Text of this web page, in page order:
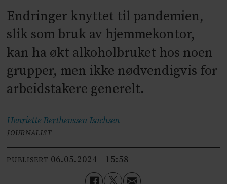
Endringer knyttet til pandemien,
slik som bruk av hjemmekontor,
kan ha økt alkoholbruket hos noen
grupper, men ikke nødvendigvis for
arbeidstakere generelt.
Henriette BertheussenIsachsen
JOURNALIST
PUBLISERT 06.05.2024 - 15:58